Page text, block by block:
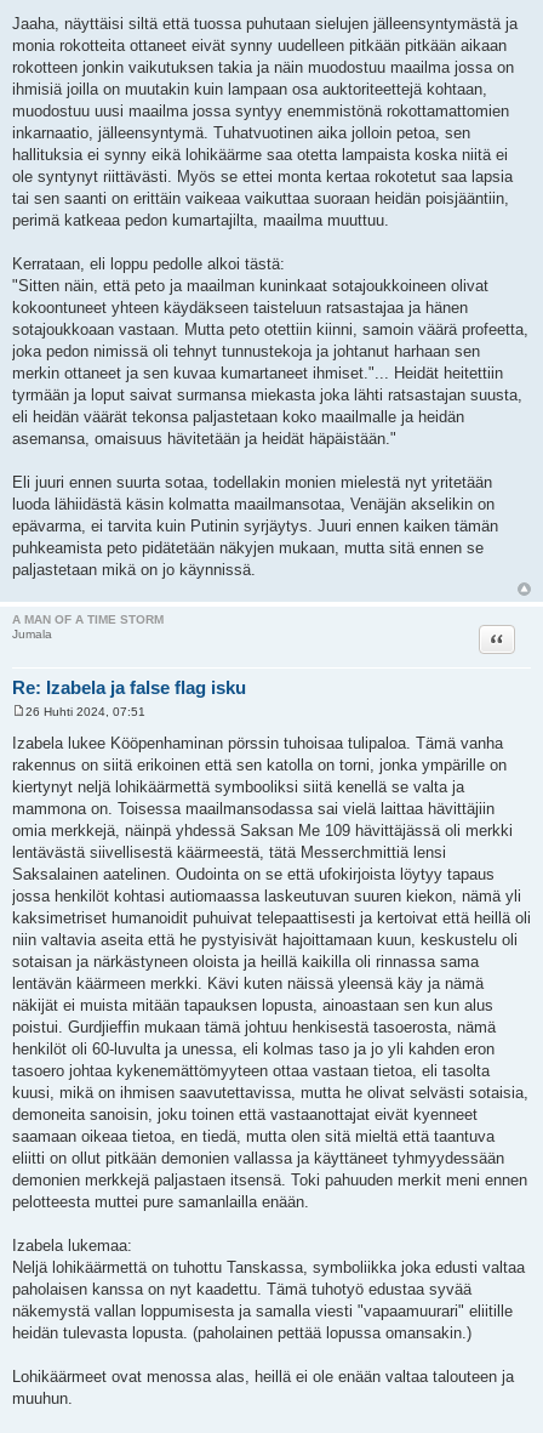
Jaaha, näyttäisi siltä että tuossa puhutaan sielujen jälleensyntymästä ja
monia rokotteita ottaneet eivät synny uudelleen pitkään pitkään aikaan
rokotteen jonkin vaikutuksen takia ja näin muodostuu maailma jossa on
ihmisiä joilla on muutakin kuin lampaan osa auktoriteettejä kohtaan,
muodostuu uusi maailma jossa syntyy enemmistönä rokottamattomien
inkarnaatio, jälleensyntymä. Tuhatvuotinen aika jolloin petoa, sen
hallituksia ei synny eikä lohikäärme saa otetta lampaista koska niitä ei
ole syntynyt riittävästi. Myös se ettei monta kertaa rokotetut saa lapsia
tai sen saanti on erittäin vaikeaa vaikuttaa suoraan heidän poisjääntiin,
perimä katkeaa pedon kumartajilta, maailma muuttuu.
Kerrataan, eli loppu pedolle alkoi tästä:
"Sitten näin, että peto ja maailman kuninkaat sotajoukkoineen olivat
kokoontuneet yhteen käydäkseen taisteluun ratsastajaa ja hänen
sotajoukkoaan vastaan. Mutta peto otettiin kiinni, samoin väärä profeetta,
joka pedon nimissä oli tehnyt tunnustekoja ja johtanut harhaan sen
merkin ottaneet ja sen kuvaa kumartaneet ihmiset."... Heidät heitettiin
tyrmään ja loput saivat surmansa miekasta joka lähti ratsastajan suusta,
eli heidän väärät tekonsa paljastetaan koko maailmalle ja heidän
asemansa, omaisuus hävitetään ja heidät häpäistään."
Eli juuri ennen suurta sotaa, todellakin monien mielestä nyt yritetään
luoda lähiidästä käsin kolmatta maailmansotaa, Venäjän akselikin on
epävarma, ei tarvita kuin Putinin syrjäytys. Juuri ennen kaiken tämän
puhkeamista peto pidätetään näkyjen mukaan, mutta sitä ennen se
paljastetaan mikä on jo käynnissä.
A MAN OF A TIME STORM
Jumala
Re: Izabela ja false flag isku
Lainaa
e
s
i
26 Huhti 2024, 07:51
Izabela lukee Kööpenhaminan pörssin tuhoisaa tulipaloa. Tämä vanha
rakennus on siitä erikoinen että sen katolla on torni, jonka ympärille on
kiertynyt neljä lohikäärmettä symbooliksi siitä kenellä se valta ja
mammona on. Toisessa maailmansodassa sai vielä laittaa hävittäjiin
omia merkkejä, näinpä yhdessä Saksan Me 109 hävittäjässä oli merkki
lentävästä siivellisestä käärmeestä, tätä Messerchmittiä lensi
Saksalainen aatelinen. Oudointa on se että ufokirjoista löytyy tapaus
jossa henkilöt kohtasi autiomaassa laskeutuvan suuren kiekon, nämä yli
kaksimetriset humanoidit puhuivat telepaattisesti ja kertoivat että heillä oli
niin valtavia aseita että he pystyisivät hajoittamaan kuun, keskustelu oli
sotaisan ja närkästyneen oloista ja heillä kaikilla oli rinnassa sama
lentävän käärmeen merkki. Kävi kuten näissä yleensä käy ja nämä
näkijät ei muista mitään tapauksen lopusta, ainoastaan sen kun alus
poistui. Gurdjieffin mukaan tämä johtuu henkisestä tasoerosta, nämä
henkilöt oli 60-luvulta ja unessa, eli kolmas taso ja jo yli kahden eron
tasoero johtaa kykenemättömyyteen ottaa vastaan tietoa, eli tasolta
kuusi, mikä on ihmisen saavutettavissa, mutta he olivat selvästi sotaisia,
demoneita sanoisin, joku toinen että vastaanottajat eivät kyenneet
saamaan oikeaa tietoa, en tiedä, mutta olen sitä mieltä että taantuva
eliitti on ollut pitkään demonien vallassa ja käyttäneet tyhmyydessään
demonien merkkejä paljastaen itsensä. Toki pahuuden merkit meni ennen
pelotteesta muttei pure samanlailla enään.
Izabela lukemaa:
Neljä lohikäärmettä on tuhottu Tanskassa, symboliikka joka edusti valtaa
paholaisen kanssa on nyt kaadettu. Tämä tuhotyö edustaa syvää
näkemystä vallan loppumisesta ja samalla viesti "vapaamuurari" eliitille
heidän tulevasta lopusta. (paholainen pettää lopussa omansakin.)
Lohikäärmeet ovat menossa alas, heillä ei ole enään valtaa talouteen ja
muuhun.